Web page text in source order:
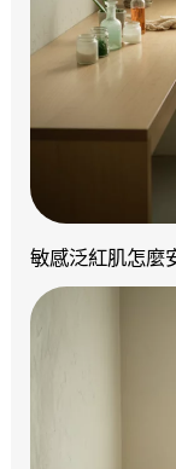
敏感泛紅肌怎麼